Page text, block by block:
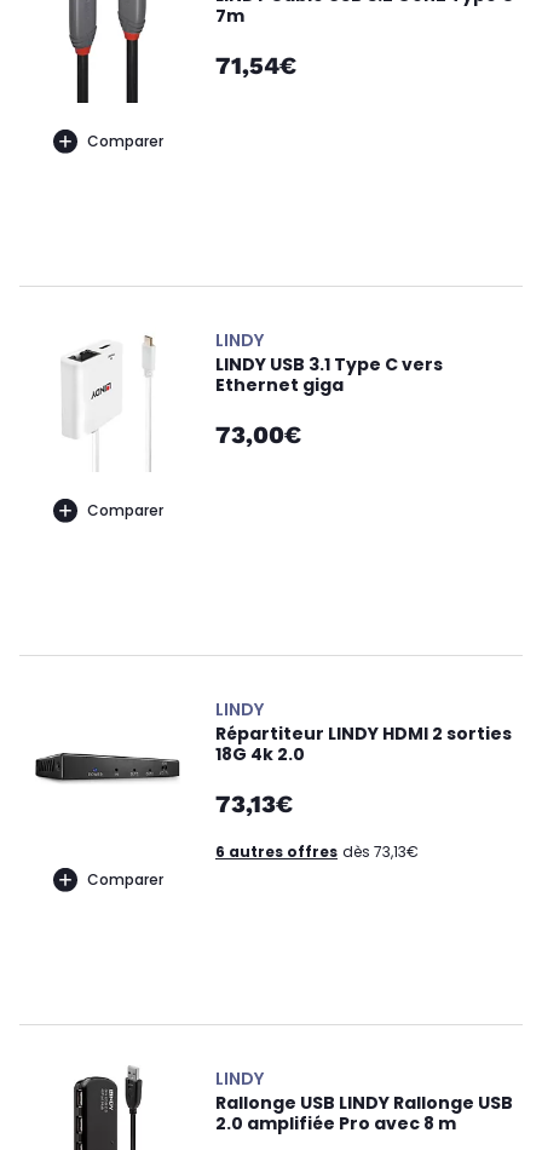
Comparer
7m
71,54€
Comparer
LINDY
LINDY USB 3.1 Type C vers
Ethernet giga
73,00€
Comparer
LINDY
Répartiteur LINDY HDMI 2 sorties
18G 4k 2.0
73,13€
6 autres offres dès 73,13€
LINDY
Rallonge USB LINDY Rallonge USB
2.0 amplifiée Pro avec 8 m